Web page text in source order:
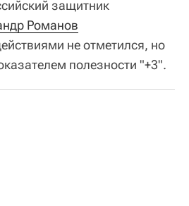
защитник
Романов
не отметился, но
полезности "+3".